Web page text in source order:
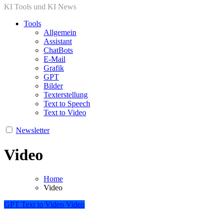
KI Tools und KI News
Tools
Allgemein
Assistant
ChatBots
E-Mail
Grafik
GPT
Bilder
Texterstellung
Text to Speech
Text to Video
Newsletter
Video
Home
Video
GPT Text to Video Video